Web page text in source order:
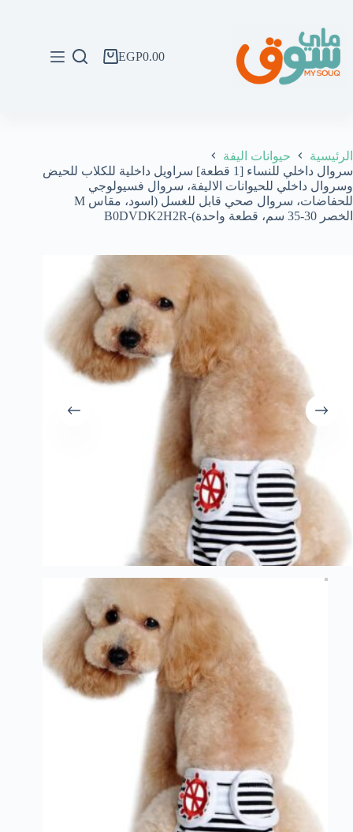
المحتوى
عربةEGP0.00
الرئيسية
حيوانات اليفة
سروال داخلي للنساء [1 قطعة] سراويل داخلية للكلاب للحيض
وسروال داخلي للحيوانات الاليفة، سروال فسيولوجي
للحفاضات، سروال صحي قابل للغسل (اسود، مقاس M
الخصر 30-35 سم، قطعة واحدة)-B0DVDK2H2R